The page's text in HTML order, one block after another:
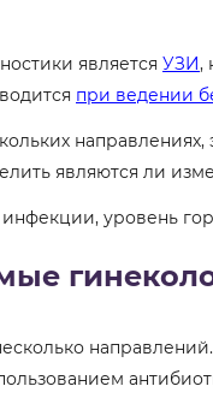
является УЗИ,
при ведении
являются ли
уровень